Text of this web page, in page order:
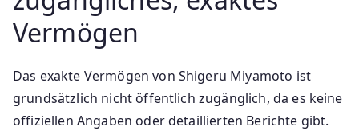
Vermögen
Das exakte Vermögen von Shigeru Miyamoto ist
grundsätzlich nicht öffentlich zugänglich, da es keine
offiziellen Angaben oder detaillierten Berichte gibt.